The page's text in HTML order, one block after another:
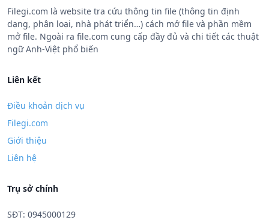
Filegi.com là website tra cứu thông tin file (thông tin định
dạng, phân loại, nhà phát triển…) cách mở file và phần mềm
mở file. Ngoài ra file.com cung cấp đầy đủ và chi tiết các thuật
ngữ Anh-Việt phổ biến
Liên kết
Điều khoản dịch vụ
Filegi.com
Giới thiệu
Liên hệ
Trụ sở chính
SĐT: 0945000129